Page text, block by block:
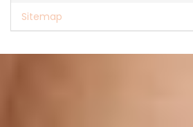
Sitemap